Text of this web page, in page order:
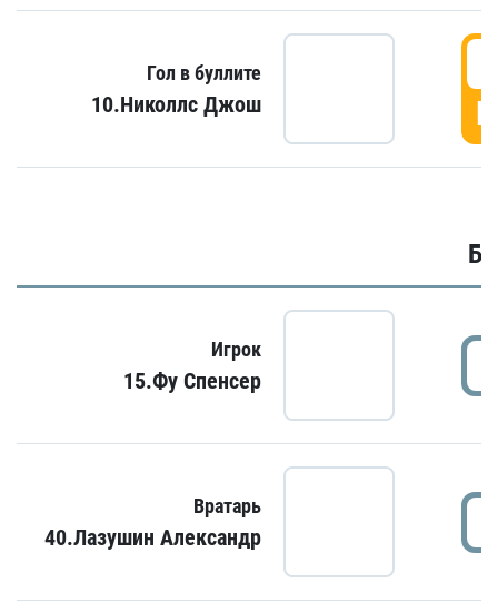
Гол в буллите
10.Николлс Джош
Игрок
15.Фу Спенсер
Вратарь
40.Лазушин Александр